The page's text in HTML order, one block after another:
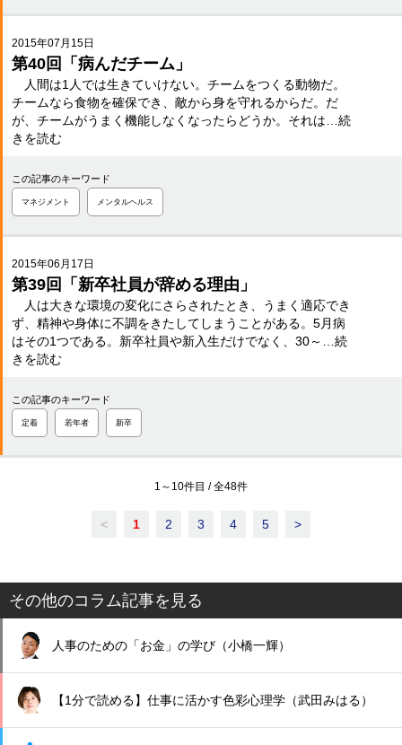
2015年07月15日
第40回「病んだチーム」
人間は1人では生きていけない。チームをつくる動物だ。
チームなら食物を確保でき、敵から身を守れるからだ。だ
が、チームがうまく機能しなくなったらどうか。それは…続
きを読む
この記事のキーワード
マネジメント メンタルヘルス
2015年06月17日
第39回「新卒社員が辞める理由」
人は大きな環境の変化にさらされたとき、うまく適応でき
ず、精神や身体に不調をきたしてしまうことがある。5月病
はその1つである。新卒社員や新入生だけでなく、30～…続
きを読む
この記事のキーワード
定着 若年者 新卒
1 ～ 10件目 / 全48件
< 1 2 3 4 5 >
その他のコラム記事を見る
人事のための「お金」の学び（小橋一輝）
【1分で読める】仕事に活かす色彩心理学（武田みはる）